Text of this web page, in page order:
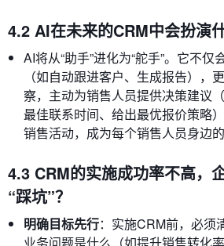
4.2 AI在未来的CRM中会扮演
AI将从“助手”进化为“舵手”。它不
（如自动跟进客户、生成报告），
察，主动为销售人员提供决策建议
最佳联系时间、给出最优报价策略
销售活动，成为每个销售人员身边的
4.3 CRM的实施成功率不高，
“踩坑”？
明确目标先行：实施CRM前，必须